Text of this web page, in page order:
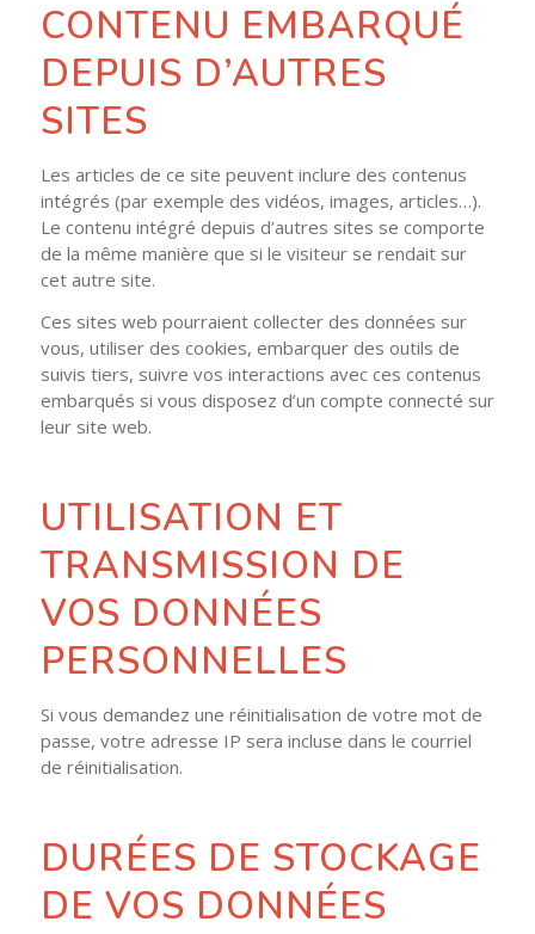
CONTENU EMBARQUÉ
DEPUIS D’AUTRES
SITES
Les articles de ce site peuvent inclure des contenus
intégrés (par exemple des vidéos, images, articles…).
Le contenu intégré depuis d’autres sites se comporte
de la même manière que si le visiteur se rendait sur
cet autre site.
Ces sites web pourraient collecter des données sur
vous, utiliser des cookies, embarquer des outils de
suivis tiers, suivre vos interactions avec ces contenus
embarqués si vous disposez d’un compte connecté sur
leur site web.
UTILISATION ET
TRANSMISSION DE
VOS DONNÉES
PERSONNELLES
Si vous demandez une réinitialisation de votre mot de
passe, votre adresse IP sera incluse dans le courriel
de réinitialisation.
DURÉES DE STOCKAGE
DE VOS DONNÉES